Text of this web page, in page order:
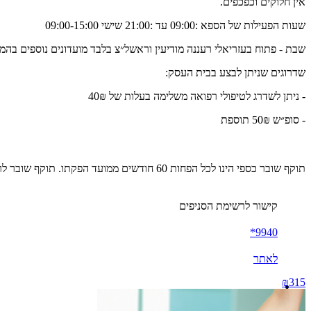
שעות הפעילות של הספא :09:00 עד :21:00 שישי 09:00-15:00
שבת - פתוח בעזריאלי רעננה מודיעין וראשל״צ בלבד מועדונים נוספים
שדרוגים שניתן לבצע בבית העסק:
- ניתן לשדרג לטיפולי רפואה משלימה בעלות של 40₪
- סופ״ש 50₪ תוספת
תוקף שובר כספי הינו לכל הפחות 60 חודשים ממועד הפקתו. תוקף שובר לרכישת מוצר או שירות מסויים יהיה לכל הפחות 24 חודשים ממועד הפקתו
קישור לרשימת הסניפים
9940*
לאתר
₪315